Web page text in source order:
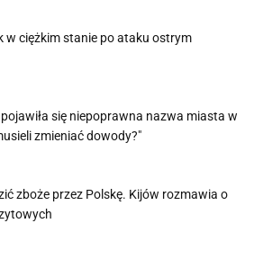
w ciężkim stanie po ataku ostrym
się niepoprawna nazwa miasta w
zmieniać dowody?"
zboże przez Polskę. Kijów rozmawia o